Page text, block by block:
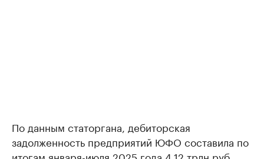
По данным статоргана, дебиторская
задолженность предприятий ЮФО составила по